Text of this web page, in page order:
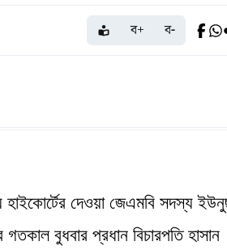
ব+ ব-
হাইকোর্টের দেওয়া জেএমবি সদস্য
বুধবার প্রধান বিচারপতি হাসান